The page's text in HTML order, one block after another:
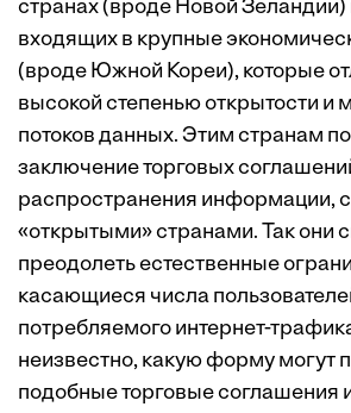
странах (вроде Новой Зеландии)
входящих в крупные
(вроде Южной Кореи), которые
высокой степенью открытости и
потоков данных. Этим странам
заключение торговых
распространения информации,
«открытыми» странами. Так они
преодолеть естественные
касающиеся числа
потребляемого интернет-
неизвестно, какую форму могут
подобные торговые соглашения